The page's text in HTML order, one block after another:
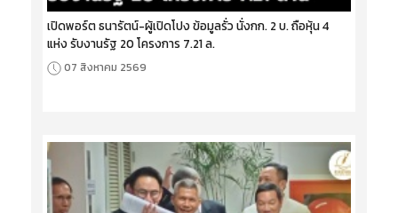
เปิดพอร์ต ธนารัตน์-ผู้เปิดโปง ข้อมูลรั่ว นั่งกก. 2 บ. ถือหุ้น 4
แห่ง รับงานรัฐ 20 โครงการ 7.21 ล.
07 สิงหาคม 2569